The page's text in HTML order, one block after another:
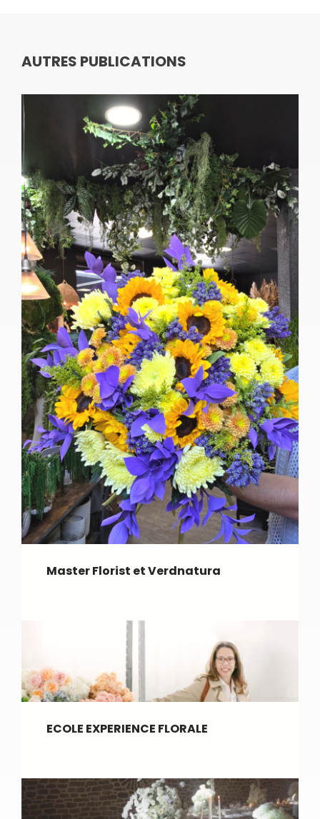
AUTRES PUBLICATIONS
Master Florist et Verdnatura
ECOLE EXPERIENCE FLORALE